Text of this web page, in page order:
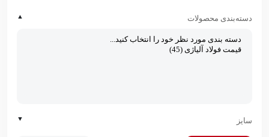
دسته‌بندی محصولات ▲
سایز ▼